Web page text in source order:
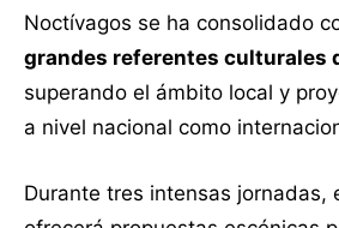
Noctívagos se ha consolidado
grandes referentes culturales
superando el ámbito local y
a nivel nacional como
Durante tres intensas jornadas,